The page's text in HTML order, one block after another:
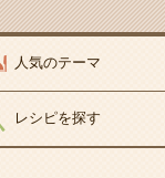
人気のテーマ
レシピを探す